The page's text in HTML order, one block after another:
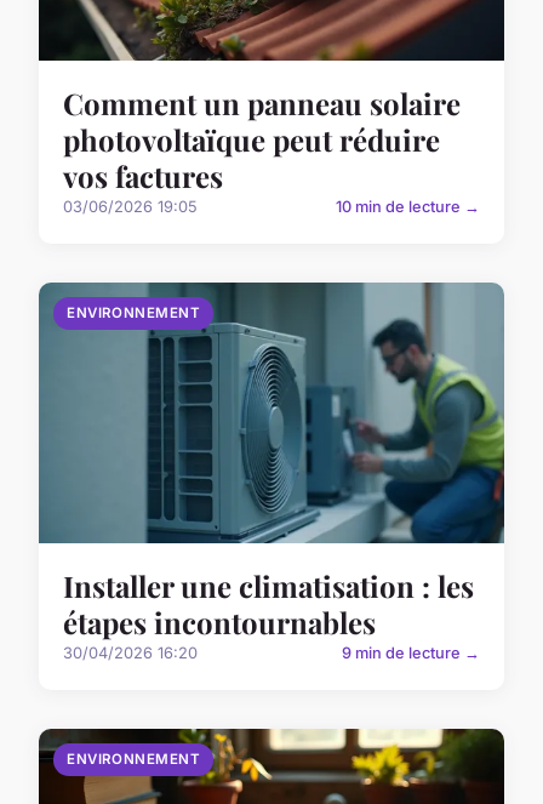
Comment un panneau solaire
photovoltaïque peut réduire
vos factures
03/06/2026 19:05 10 min de lecture →
ENVIRONNEMENT
Installer une climatisation : les
étapes incontournables
30/04/2026 16:20 9 min de lecture →
ENVIRONNEMENT